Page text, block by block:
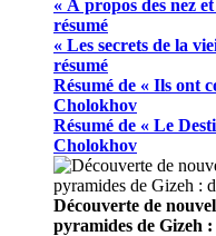
« À propos des nez
résumé
« Les secrets de la
résumé
Résumé de « Ils ont
Cholokhov
Résumé de « Le
Cholokhov
Découverte de
pyramides de Gizeh